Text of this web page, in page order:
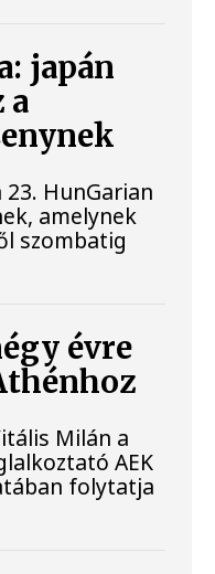
japán
a
23. HunGarian
amelynek
szombatig
évre
Milán a
AEK
folytatja